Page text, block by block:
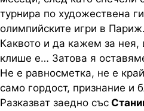
турнира по художествена
олимпийските игри в Париж.
Каквото и да кажем за
клише е… Затова я
Не е равносметка, не е
само гордост, признание и
Разказват заедно със